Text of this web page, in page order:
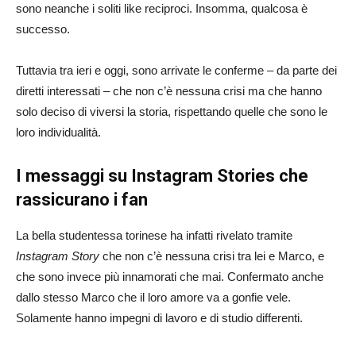
sono neanche i soliti like reciproci. Insomma, qualcosa è
successo.
Tuttavia tra ieri e oggi, sono arrivate le conferme – da parte dei
diretti interessati – che non c’è nessuna crisi ma che hanno
solo deciso di viversi la storia, rispettando quelle che sono le
loro individualità.
I messaggi su Instagram Stories che
rassicurano i fan
La bella studentessa torinese ha infatti rivelato tramite
Instagram Story che non c’è nessuna crisi tra lei e Marco, e
che sono invece più innamorati che mai. Confermato anche
dallo stesso Marco che il loro amore va a gonfie vele.
Solamente hanno impegni di lavoro e di studio differenti.